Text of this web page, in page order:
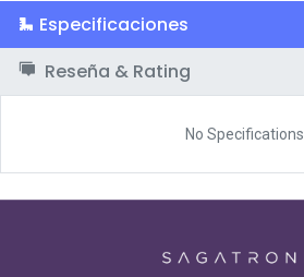
Especificaciones
Reseña & Rating
No Specifications